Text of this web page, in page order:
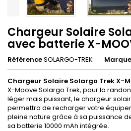
Chargeur Solaire
avec batterie X-
RéférenceSOLARGO-TREK Marque
Chargeur Solaire Solargo Trek X-
X-Moove Solargo Trek, pour la
léger mais puissant, le chargeur
permettra de recharger votre
pleine nature grâce à sa puissance
sa batterie 10000 mAh intégrée.